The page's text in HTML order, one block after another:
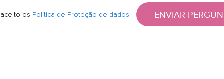
os Política de Proteção de dados ENVIAR